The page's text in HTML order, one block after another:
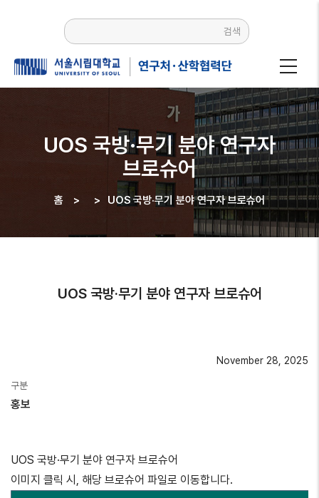
검색
UOS 국방·무기 분야 연구자
브로슈어
경로
홈 > > UOS 국방·무기 분야 연구자 브로슈어
UOS 국방·무기 분야 연구자 브로슈어
November 28, 2025
구분
홍보
UOS 국방·무기 분야 연구자 브로슈어
이미지 클릭 시, 해당 브로슈어 파일로 이동합니다.